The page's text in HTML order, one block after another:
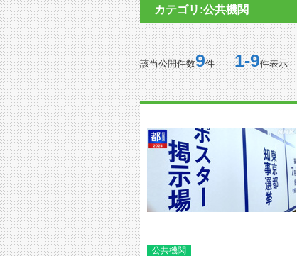
カテゴリ:公共機関
該当公開件数9件1-9件表示
公共機関